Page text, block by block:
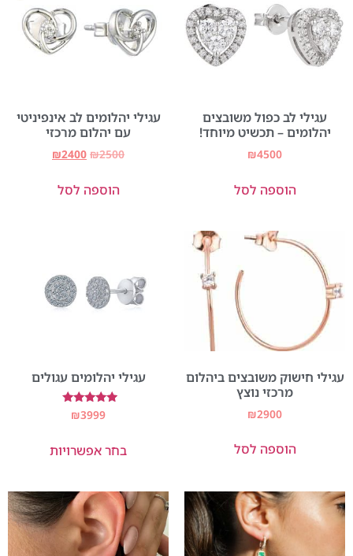
עגילי לב כפול משובצים
יהלומים – תכשיט מיוחד!
₪4500
הוספה לסל
עגילי יהלומים לב אינפיניטי
עם יהלום מרכזי
₪2500
₪2400
הוספה לסל
עגילי חישוק משובצים ביהלום
מרכזי נוצץ
₪2900
הוספה לסל
עגילי יהלומים עגולים
דורג
5.00
₪3999
בחר אפשרויות